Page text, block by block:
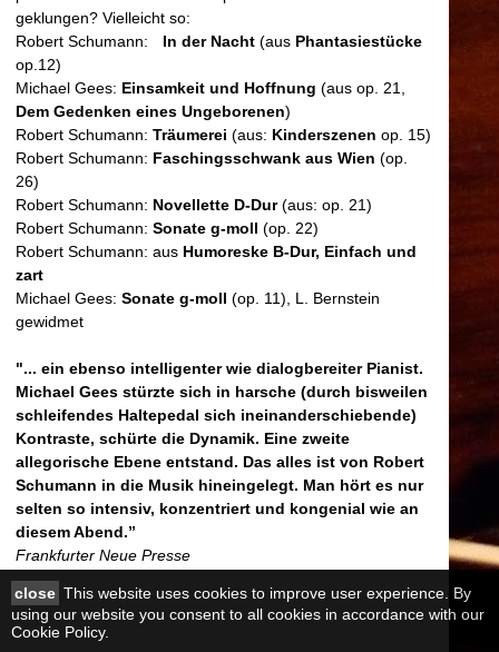
geklungen? Vielleicht so:
Robert Schumann: In der Nacht(aus Phantasiestücke
op.12)
Michael Gees: Einsamkeit und Hoffnung (aus op. 21,
Dem Gedenken eines Ungeborenen)
Robert Schumann:Träumerei (aus: Kinderszenen op. 15)
Robert Schumann: Faschingsschwank aus Wien (op.
26)
Robert Schumann: Novellette D-Dur(aus: op. 21)
Robert Schumann:Sonate g-moll (op. 22)
Robert Schumann: aus Humoreske B-Dur, Einfach und
zart
Michael Gees:Sonate g-moll (op. 11), L. Bernstein
gewidmet
"... ein ebenso intelligenter wie dialogbereiter Pianist.
Michael Gees stürzte sich in harsche (durch bisweilen
schleifendes Haltepedal sich ineinanderschiebende)
Kontraste, schürte die Dynamik. Eine zweite
allegorische Ebene entstand. Das alles ist von Robert
Schumann in die Musik hineingelegt. Man hört es nur
seltenso intensiv, konzentriert und kongenial wie an
diesem Abend.”
Frankfurter Neue Presse
close This website uses cookies to improve user experience. By
using our website you consent to all cookies in accordance with our
Cookie Policy.